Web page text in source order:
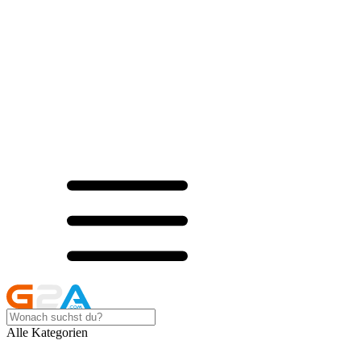
Alle Kategorien